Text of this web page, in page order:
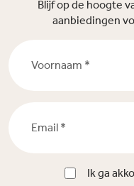
Blijf op de hoogte
aanbiedingen
Ik ga